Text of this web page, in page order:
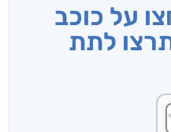
על כוכב
לתת